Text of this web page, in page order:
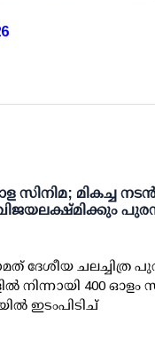
മികച്ച നടൻ
ദേശീയ ചലച്ചിത്ര
നിന്നായി 400
ഇടംപിടിച്